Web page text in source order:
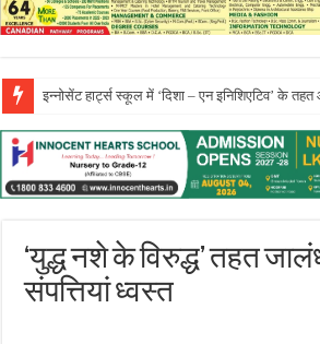
प्रो. (डॉ.) यादविंदर सिंह बराड़ ने आई.के. गुजराल पंजाब
‘युद्ध नशे के विरुद्ध’ तहत
संपत्तियां ध्वस्त